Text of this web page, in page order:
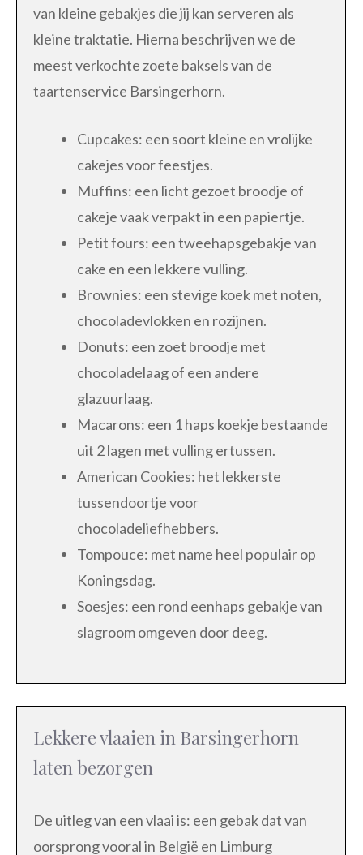
van kleine gebakjes die jij kan serveren als
kleine traktatie. Hierna beschrijven we de
meest verkochte zoete baksels van de
taartenservice Barsingerhorn.
Cupcakes: een soort kleine en vrolijke
cakejes voor feestjes.
Muffins: een licht gezoet broodje of
cakeje vaak verpakt in een papiertje.
Petit fours: een tweehapsgebakje van
cake en een lekkere vulling.
Brownies: een stevige koek met noten,
chocoladevlokken en rozijnen.
Donuts: een zoet broodje met
chocoladelaag of een andere
glazuurlaag.
Macarons: een 1 haps koekje bestaande
uit 2 lagen met vulling ertussen.
American Cookies: het lekkerste
tussendoortje voor
chocoladeliefhebbers.
Tompouce: met name heel populair op
Koningsdag.
Soesjes: een rond eenhaps gebakje van
slagroom omgeven door deeg.
Lekkere vlaaien in Barsingerhorn
laten bezorgen
De uitleg van een vlaai is: een gebak dat van
oorsprong vooral in België en Limburg